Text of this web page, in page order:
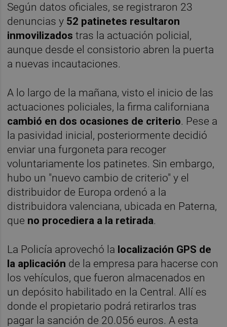
Según datos oficiales, se registraron 23
denuncias y 52 patinetes resultaron
inmovilizados tras la actuación policial,
aunque desde el consistorio abren la puerta
a nuevas incautaciones.
A lo largo de la mañana, visto el inicio de las
actuaciones policiales, la firma californiana
cambió en dos ocasiones de criterio. Pese a
la pasividad inicial, posteriormente decidió
enviar una furgoneta para recoger
voluntariamente los patinetes. Sin embargo,
hubo un "nuevo cambio de criterio" y el
distribuidor de Europa ordenó a la
distribuidora valenciana, ubicada en Paterna,
que no procediera a la retirada.
La Policía aprovechó la localización GPS de
la aplicación de la empresa para hacerse con
los vehículos, que fueron almacenados en
un depósito habilitado en la Central. Allí es
donde el propietario podrá retirarlos tras
pagar la sanción de 20.056 euros. A esta